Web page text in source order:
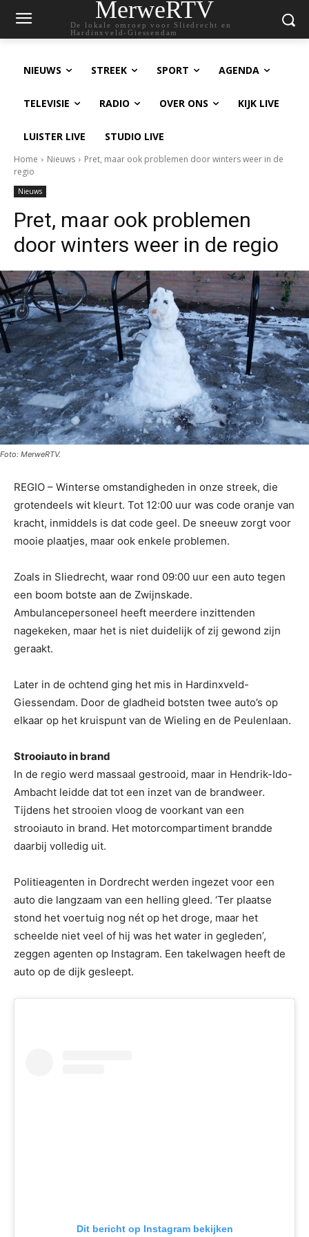
MerweRTV
De lokale omroep voor Sliedrecht en
Hardinxveld-Giessendam
NIEUWS STREEK SPORT AGENDA
TELEVISIE RADIO OVER ONS KIJK LIVE
LUISTER LIVE STUDIO LIVE
Home Nieuws
Pret, maar ook problemen door winters weer in de
regio
Nieuws
Pret, maar ook problemen
door winters weer in de regio
Foto: MerweRTV.
REGIO – Winterse omstandigheden in onze streek, die
grotendeels wit kleurt. Tot 12:00 uur was code oranje van
kracht, inmiddels is dat code geel. De sneeuw zorgt voor
mooie plaatjes, maar ook enkele problemen.
Zoals in Sliedrecht, waar rond 09:00 uur een auto tegen
een boom botste aan de Zwijnskade.
Ambulancepersoneel heeft meerdere inzittenden
nagekeken, maar het is niet duidelijk of zij gewond zijn
geraakt.
Later in de ochtend ging het mis in Hardinxveld-
Giessendam. Door de gladheid botsten twee auto’s op
elkaar op het kruispunt van de Wieling en de Peulenlaan.
Strooiauto in brand
In de regio werd massaal gestrooid, maar in Hendrik-Ido-
Ambacht leidde dat tot een inzet van de brandweer.
Tijdens het strooien vloog de voorkant van een
strooiauto in brand. Het motorcompartiment brandde
daarbij volledig uit.
Politieagenten in Dordrecht werden ingezet voor een
auto die langzaam van een helling gleed. ‘Ter plaatse
stond het voertuig nog nét op het droge, maar het
scheelde niet veel of hij was het water in gegleden’,
zeggen agenten op Instagram. Een takelwagen heeft de
auto op de dijk gesleept.
Dit bericht op Instagram bekijken